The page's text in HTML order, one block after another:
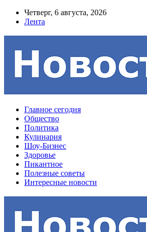
Четверг, 6 августа, 2026
Лента
Главное сегодня
Общество
Политика
Кулинария
Шоу-Бизнес
Здоровье
Пикантное
Полезные советы
Интересные новости